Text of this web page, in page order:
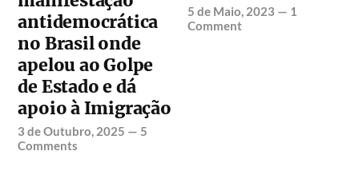
antidemocrática
no Brasil onde
apelou ao Golpe
de Estado e dá
apoio à Imigração
3 de Outubro, 2025 — 5
Comments
5 de Maio, 2023 — 1
Comment